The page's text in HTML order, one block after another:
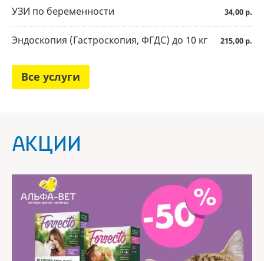
УЗИ по беременности 34,00 р.
Эндоскопия (Гастроскопия, ФГДС) до 10 кг 215,00 р.
Все услуги
АКЦИИ